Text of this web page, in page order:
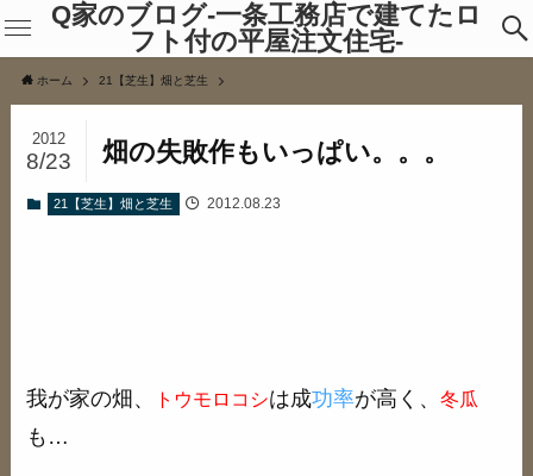
Q家のブログ-一条工務店で建てたロ
フト付の平屋注文住宅-
ホーム 21【芝生】畑と芝生
畑の失敗作もいっぱい。。。
2012
8/23
21【芝生】畑と芝生 2012.08.23
我が家の畑、 トウモロコシは成功率が高く、冬瓜
も…